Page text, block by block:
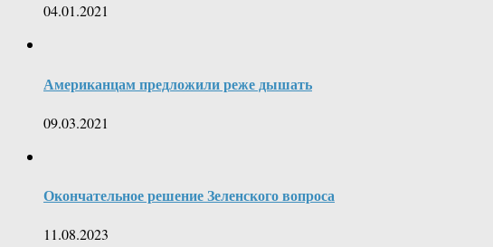
04.01.2021
Американцам предложили реже дышать
09.03.2021
Окончательное решение Зеленского вопроса
11.08.2023